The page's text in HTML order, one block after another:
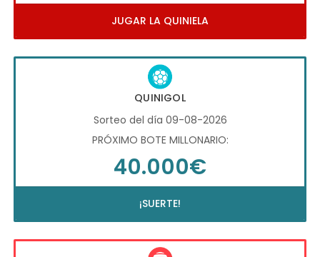
JUGAR LA QUINIELA
QUINIGOL
Sorteo del día 09-08-2026
PRÓXIMO BOTE MILLONARIO:
40.000€
¡SUERTE!